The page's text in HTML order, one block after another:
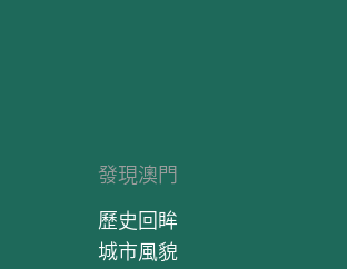
發現澳門
歷史回眸
城市風貌